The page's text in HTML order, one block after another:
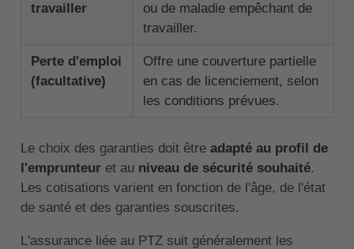
travailler
ou de maladie empêchant de
travailler.
Perte d'emploi
(facultative)
Offre une couverture partielle
en cas de licenciement, selon
les conditions prévues.
Le choix des garanties doit être adapté au profil de
l'emprunteuret au niveau de sécurité souhaité.
Les cotisations varient en fonction de l'âge, de l'état
de santé et des garanties souscrites.
L'assurance liée au PTZ suit généralement les